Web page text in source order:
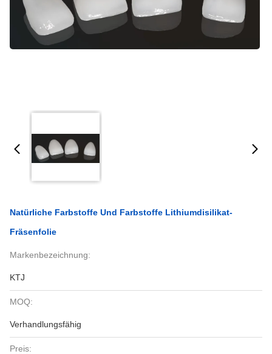
Natürliche Farbstoffe Und Farbstoffe Lithiumdisilikat-
Fräsenfolie
Markenbezeichnung:
KTJ
MOQ:
Verhandlungsfähig
Preis: